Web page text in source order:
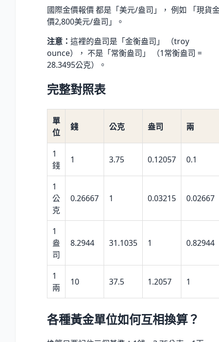
國際金價報價 都是「美元/盎司」， 例如 「現貨
價2,800美元/盎司」。
注意： 這裡的盎司是「金衡盎司」 （troy
ounce）， 不是「常衡盎司」 （1常衡盎司 =
28.3495公克）。
完整對照表
單
位
錢 公克 盎司 兩
1
錢
1 3.75 0.12057 0.1
1
公
克
0.26667 1 0.03215 0.02667
1
盎
司
8.2944 31.1035 1 0.82944
1
兩
10 37.5 1.2057 1
各種黃金單位如何互相換算？